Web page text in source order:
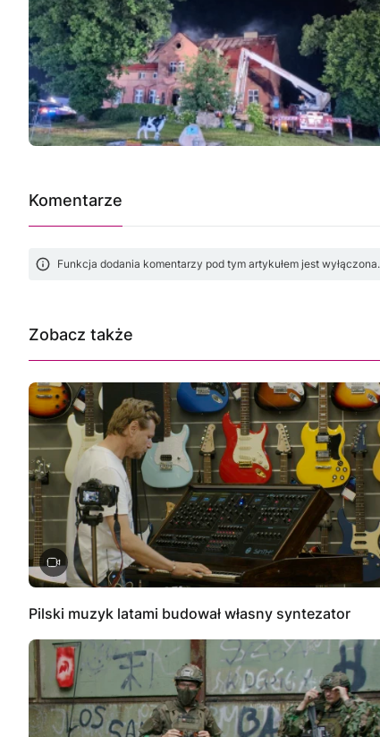
Komentarze
Funkcja dodania komentarzy pod tym artykułem jest wyłączona.
Zobacz także
Pilski muzyk latami budował własny syntezator